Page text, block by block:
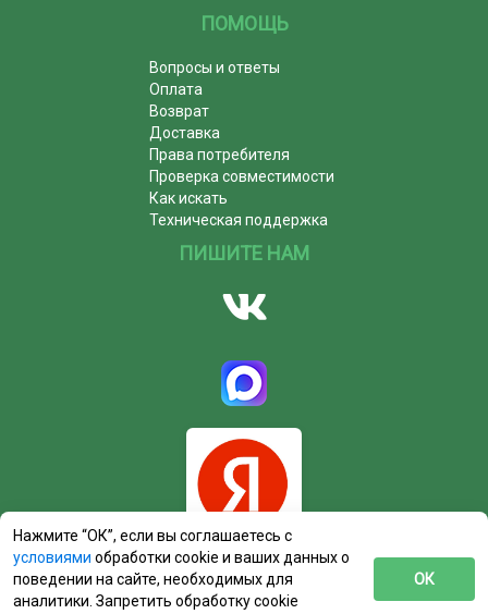
ПОМОЩЬ
Вопросы и ответы
Оплата
Возврат
Доставка
Права потребителя
Проверка совместимости
Как искать
Техническая поддержка
ПИШИТЕ НАМ
Нажмите “ОК”, если вы соглашаетесь с
условиями обработки cookie и ваших данных о
поведении на сайте, необходимых для
аналитики. Запретить обработку cookie
ОК